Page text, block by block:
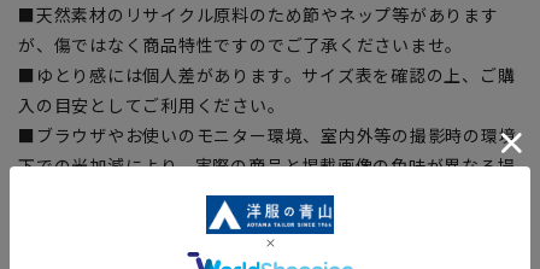
■天然素材のリサイクル原料のため節やネップ等があります
が、傷ではなく商品特性ですのでご了承くださいませ。
■ゆとり感には個人差があります。サイズ表を確認の上、ご購
入の目安としてご利用ください。
■ブラウザやお使いのモニター環境、室内外等の撮影時の環境
下での光加減により、実際の商品と掲載画像の色味が異なる場
■生地や仕様・デザインにより、着用感や実際のサイズ表に若
干の誤差が生じる場合がございます。予めご了承ください。